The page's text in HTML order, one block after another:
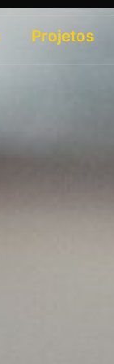
Projetos